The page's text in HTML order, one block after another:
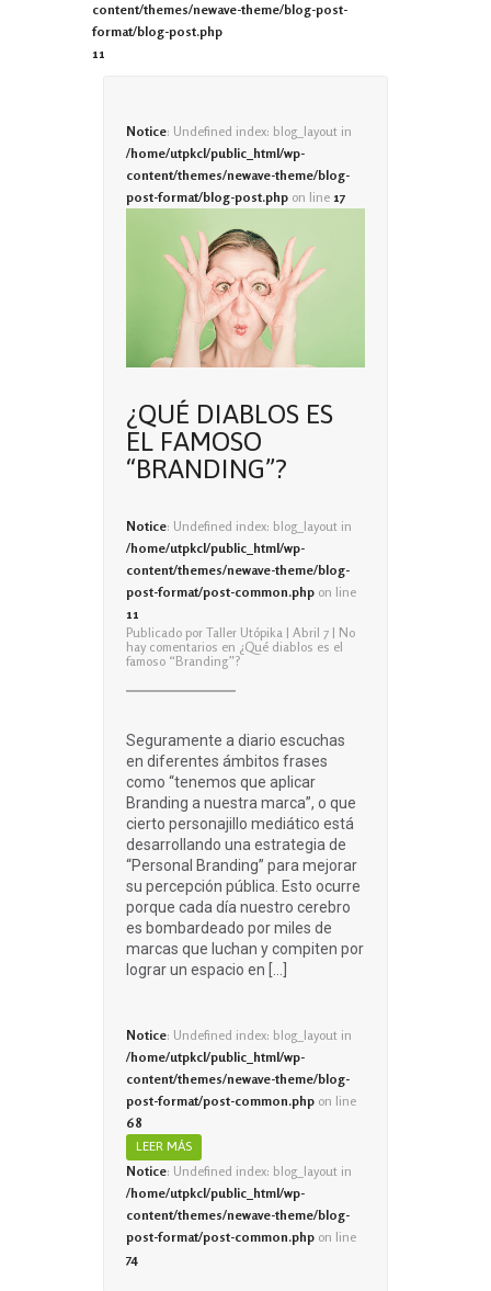
content/themes/newave-theme/blog-post-
format/blog-post.php
11
Notice: Undefined index: blog_layout in
/home/utpkcl/public_html/wp-
content/themes/newave-theme/blog-
post-format/blog-post.php on line 17
¿QUÉ DIABLOS ES
EL FAMOSO
“BRANDING”?
Notice: Undefined index: blog_layout in
/home/utpkcl/public_html/wp-
content/themes/newave-theme/blog-
post-format/post-common.php on line
11
Publicado por Taller Utópika | Abril 7 | No
hay comentarios en ¿Qué diablos es el
famoso “Branding”?
Seguramente a diario escuchas
en diferentes ámbitos frases
como “tenemos que aplicar
Branding a nuestra marca”, o que
cierto personajillo mediático está
desarrollando una estrategia de
“Personal Branding” para mejorar
su percepción pública. Esto ocurre
porque cada día nuestro cerebro
es bombardeado por miles de
marcas que luchan y compiten por
lograr un espacio en […]
Notice: Undefined index: blog_layout in
/home/utpkcl/public_html/wp-
content/themes/newave-theme/blog-
post-format/post-common.php on line
68
LEER MÁS
Notice: Undefined index: blog_layout in
/home/utpkcl/public_html/wp-
content/themes/newave-theme/blog-
post-format/post-common.php on line
74